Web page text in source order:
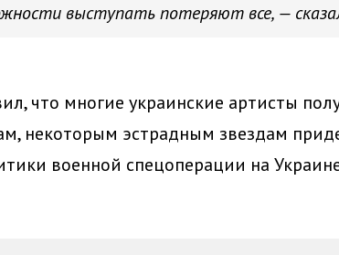
выступать потеряют все, —
что многие украинские артисты
некоторым эстрадным звездам
военной спецоперации на